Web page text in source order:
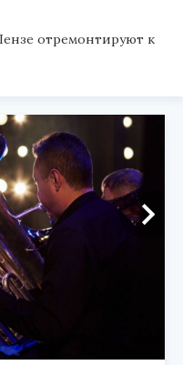
отремонтируют к